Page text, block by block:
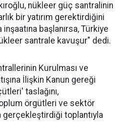
nükleer güç santralinin
bir yatırım gerektirdiğini
başlanırsa, Türkiye
santrale kavuşur" dedi.
Kurulması ve
İlişkin Kanun gereği
taslağını,
örgütleri ve sektör
gerçekleştirdiği toplantıyla